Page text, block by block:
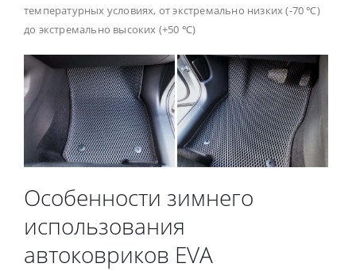
температурных условиях, от экстремально низких (-70 ℃)
до экстремально высоких (+50 ℃)
Особенности зимнего
использования
автоковриков EVA